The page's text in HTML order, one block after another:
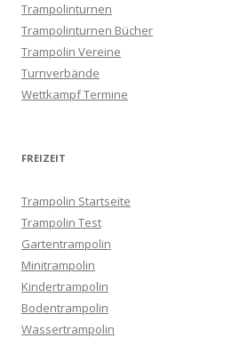
Trampolinturnen
Trampolinturnen Bücher
Trampolin Vereine
Turnverbände
Wettkampf Termine
FREIZEIT
Trampolin Startseite
Trampolin Test
Gartentrampolin
Minitrampolin
Kindertrampolin
Bodentrampolin
Wassertrampolin